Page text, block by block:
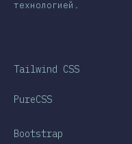
технологией.
Tailwind CSS
PureCSS
Bootstrap